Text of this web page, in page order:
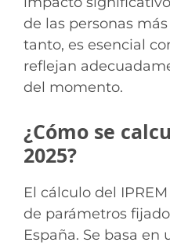
de las personas
tanto, es esencial
reflejan
del momento.
¿Cómo se
2025?
El cálculo del
de parámetros
España. Se basa en